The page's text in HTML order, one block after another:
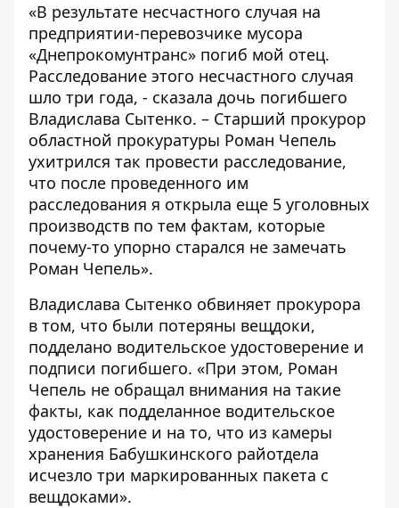
«В результате несчастного случая на
предприятии-перевозчике мусора
«Днепрокомунтранс» погиб мой отец.
Расследование этого несчастного случая
шло три года, - сказала дочь погибшего
Владислава Сытенко. – Старший прокурор
областной прокуратуры Роман Чепель
ухитрился так провести расследование,
что после проведенного им
расследования я открыла еще 5 уголовных
производств по тем фактам, которые
почему-то упорно старался не замечать
Роман Чепель».
Владислава Сытенко обвиняет прокурора
в том, что были потеряны вещдоки,
подделано водительское удостоверение и
подписи погибшего. «При этом, Роман
Чепель не обращал внимания на такие
факты, как подделанное водительское
удостоверение и на то, что из камеры
хранения Бабушкинского райотдела
исчезло три маркированных пакета с
вещдоками».